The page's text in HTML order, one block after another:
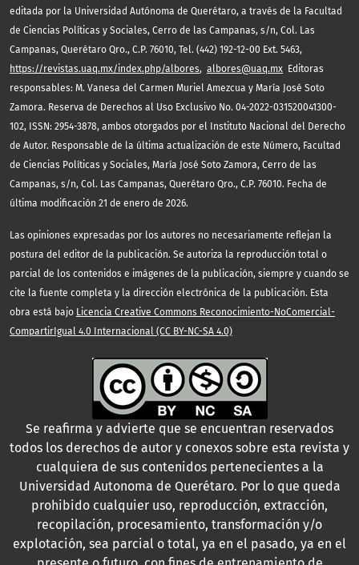
editada por la Universidad Autónoma de Querétaro, a través de la Facultad
de Ciencias Políticas y Sociales, Cerro de las Campanas, s/n, Col. Las
Campanas, Querétaro Qro., C.P. 76010, Tel. (442) 192-12-00 Ext. 5463,
https://revistas.uaq.mx/index.php/albores, albores@uaq.mx Editoras
responsables: M. Vanesa del Carmen Muriel Amezcua y María José Soto
Zamora. Reserva de Derechos al Uso Exclusivo No. 04-2022-031520041300-
102, ISSN: 2954-3878, ambos otorgados por el Instituto Nacional del Derecho
de Autor. Responsable de la última actualización de este Número, Facultad
de Ciencias Políticas y Sociales, María José Soto Zamora, Cerro de las
Campanas, s/n, Col. Las Campanas, Querétaro Qro., C.P. 76010. Fecha de
última modificación 21 de enero de 2026.
Las opiniones expresadas por los autores no necesariamente reflejan la
postura del editor de la publicación. Se autoriza la reproducción total o
parcial de los contenidos e imágenes de la publicación, siempre y cuando se
cite la fuente completa y la dirección electrónica de la publicación. Esta
obra está bajo Licencia Creative Commons Reconocimiento-NoComercial-
CompartirIgual 4.0 Internacional (CC BY-NC-SA 4.0)
Se reafirma y advierte que se encuentran reservados
todos los derechos de autor y conexos sobre esta revista y
cualquiera de sus contenidos pertenecientes a la
Universidad Autonoma de Querétaro. Por lo que queda
prohibido cualquier uso, reproducción, extracción,
recopilación, procesamiento, transformación y/o
explotación, sea parcial o total, ya en el pasado, ya en el